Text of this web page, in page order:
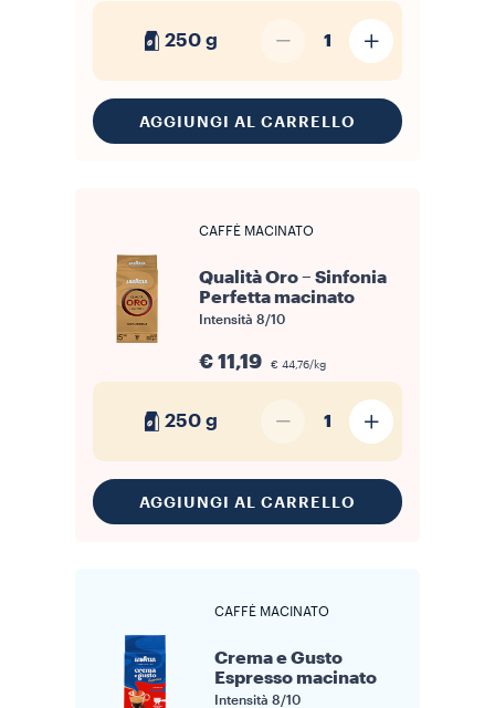
250 g 1
AGGIUNGI AL CARRELLO
CAFFÈ MACINATO
Qualità Oro – Sinfonia
Perfetta macinato
Intensità 8/10
€ 11,19 € 44,76/kg
250 g 1
AGGIUNGI AL CARRELLO
CAFFÈ MACINATO
Crema e Gusto
Espresso macinato
Intensità 8/10